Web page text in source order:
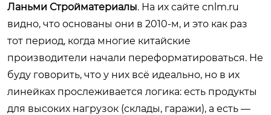
Ланьми Стройматериалы. На их сайте cnlm.ru
видно, что основаны они в 2010-м, и это как раз
тот период, когда многие китайские
производители начали переформатироваться. Не
буду говорить, что у них всё идеально, но в их
линейках прослеживается логика: есть продукты
для высоких нагрузок (склады, гаражи), а есть —